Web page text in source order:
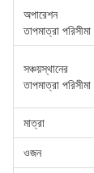
অপারেশন
তাপমাত্রা পরিসীমা
সঞ্চয়স্থানের
তাপমাত্রা পরিসীমা
মাত্রা
ওজন